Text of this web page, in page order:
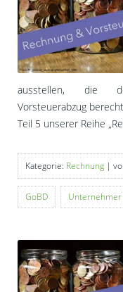
ausstellen, die
Vorsteuerabzug
Teil 5 unserer Reihe
Kategorie: Rechnung |
GoBD Unternehmer